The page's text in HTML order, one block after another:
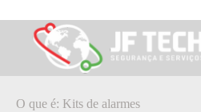
para
conteúdoO que é: Kits de
O que é: Kits de alarmes